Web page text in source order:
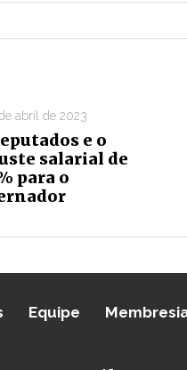
abril de 2023
e o
salarial de
para o
Equipe